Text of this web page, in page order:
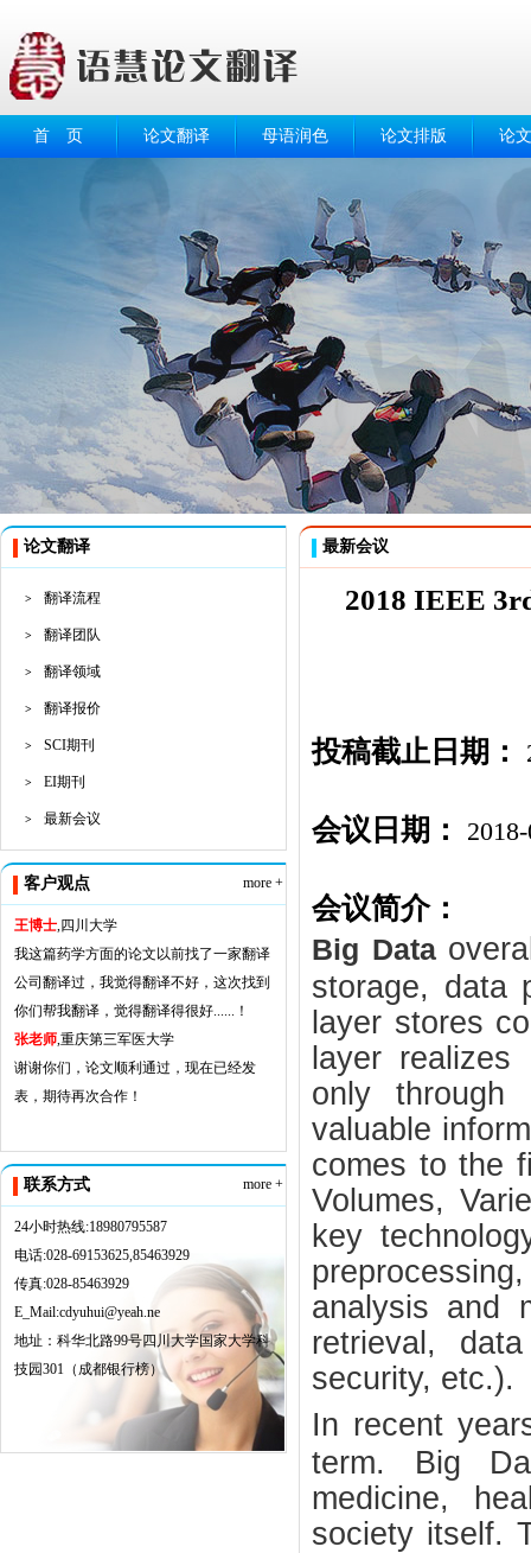
首 页 论文翻译 母语润色 论文排版 论
论文翻译
> 翻译流程
> 翻译团队
> 翻译领域
> 翻译报价
> SCI期刊
> EI期刊
> 最新会议
客户观点 more +
王博士,四川大学
我这篇药学方面的论文以前找了一家翻译
公司翻译过，我觉得翻译不好，这次找到
你们帮我翻译，觉得翻译得很好......！
张老师,重庆第三军医大学
谢谢你们，论文顺利通过，现在已经发
表，期待再次合作！
联系方式 more +
24小时热线:18980795587
电话:028-69153625,85463929
传真:028-85463929
E_Mail:cdyuhui@yeah.ne
地址：科华北路99号四川大学国家大学科
技园301（成都银行榜）
最新会议
2018 IEEE
投稿截止日期：
会议日期：
会议简介：
Big Data
storage, data
layer stores
layer
only through
valuable
comes to the
Volumes,
key
analysis and
retrieval,
security, etc.).
In recent
term. Big
medicine,
society itself.